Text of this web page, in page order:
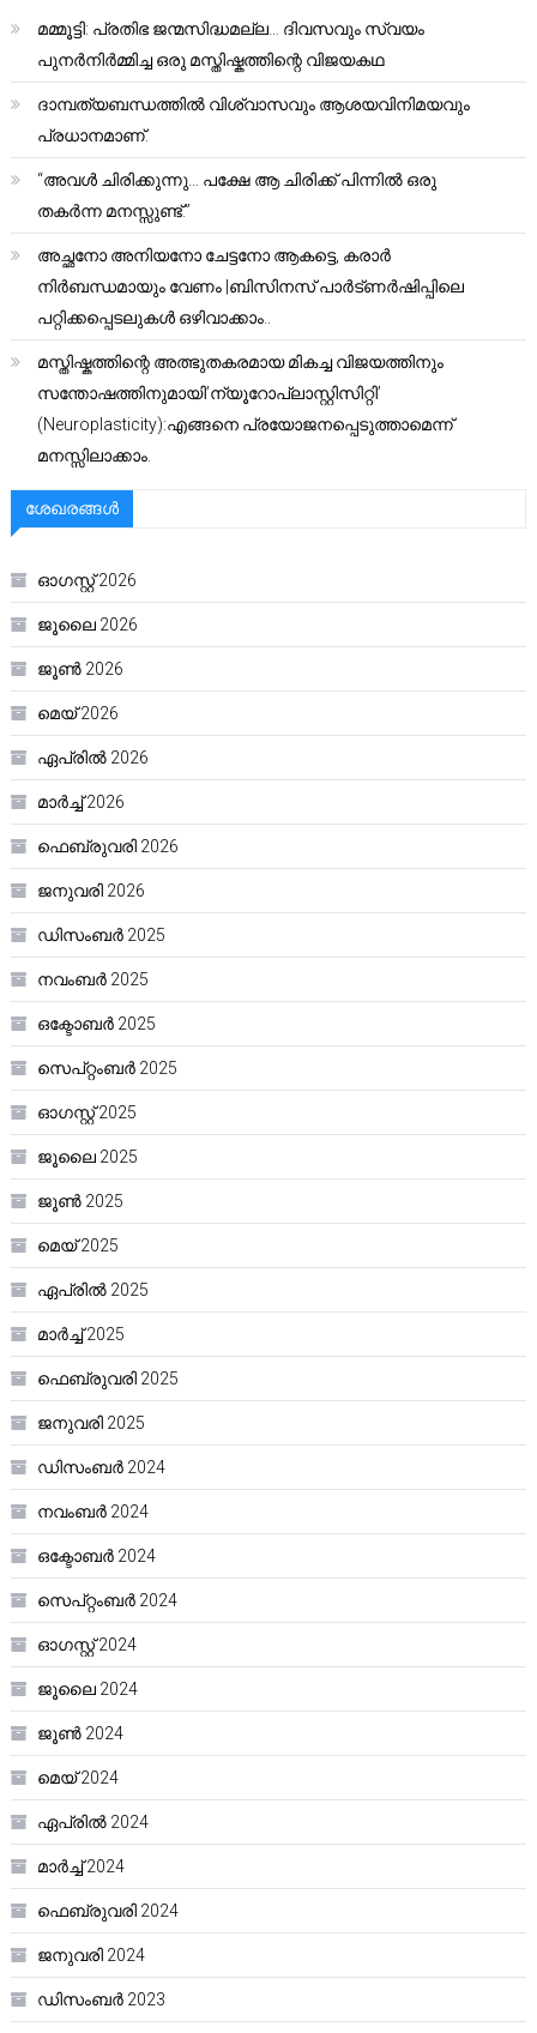
മമ്മൂട്ടി: പ്രതിഭ ജന്മസിദ്ധമല്ല… ദിവസവും സ്വയം
പുനർനിർമ്മിച്ച ഒരു മസ്തിഷ്കത്തിന്റെ വിജയകഥ
ദാമ്പത്യബന്ധത്തിൽ വിശ്വാസവും ആശയവിനിമയവും
പ്രധാനമാണ്.
“അവൾ ചിരിക്കുന്നു… പക്ഷേ ആ ചിരിക്ക് പിന്നിൽ ഒരു
തകർന്ന മനസ്സുണ്ട്.”
അച്ഛനോ അനിയനോ ചേട്ടനോ ആകട്ടെ, കരാർ
നിർബന്ധമായും വേണം |ബിസിനസ് പാർട്ണർഷിപ്പിലെ
പറ്റിക്കപ്പെടലുകൾ ഒഴിവാക്കാം..
മസ്തിഷ്കത്തിന്റെ അത്ഭുതകരമായ മികച്ച വിജയത്തിനും
സന്തോഷത്തിനുമായി’ന്യൂറോപ്ലാസ്റ്റിസിറ്റി’
(Neuroplasticity):എങ്ങനെ പ്രയോജനപ്പെടുത്താമെന്ന്
മനസ്സിലാക്കാം.
ശേഖരങ്ങൾ
ഓഗസ്റ്റ്‌ 2026
ജൂലൈ 2026
ജൂൺ 2026
മെയ്‌ 2026
ഏപ്രിൽ 2026
മാർച്ച്‌ 2026
ഫെബ്രുവരി 2026
ജനുവരി 2026
ഡിസംബർ 2025
നവംബർ 2025
ഒക്ടോബർ 2025
സെപ്റ്റംബർ 2025
ഓഗസ്റ്റ്‌ 2025
ജൂലൈ 2025
ജൂൺ 2025
മെയ്‌ 2025
ഏപ്രിൽ 2025
മാർച്ച്‌ 2025
ഫെബ്രുവരി 2025
ജനുവരി 2025
ഡിസംബർ 2024
നവംബർ 2024
ഒക്ടോബർ 2024
സെപ്റ്റംബർ 2024
ഓഗസ്റ്റ്‌ 2024
ജൂലൈ 2024
ജൂൺ 2024
മെയ്‌ 2024
ഏപ്രിൽ 2024
മാർച്ച്‌ 2024
ഫെബ്രുവരി 2024
ജനുവരി 2024
ഡിസംബർ 2023